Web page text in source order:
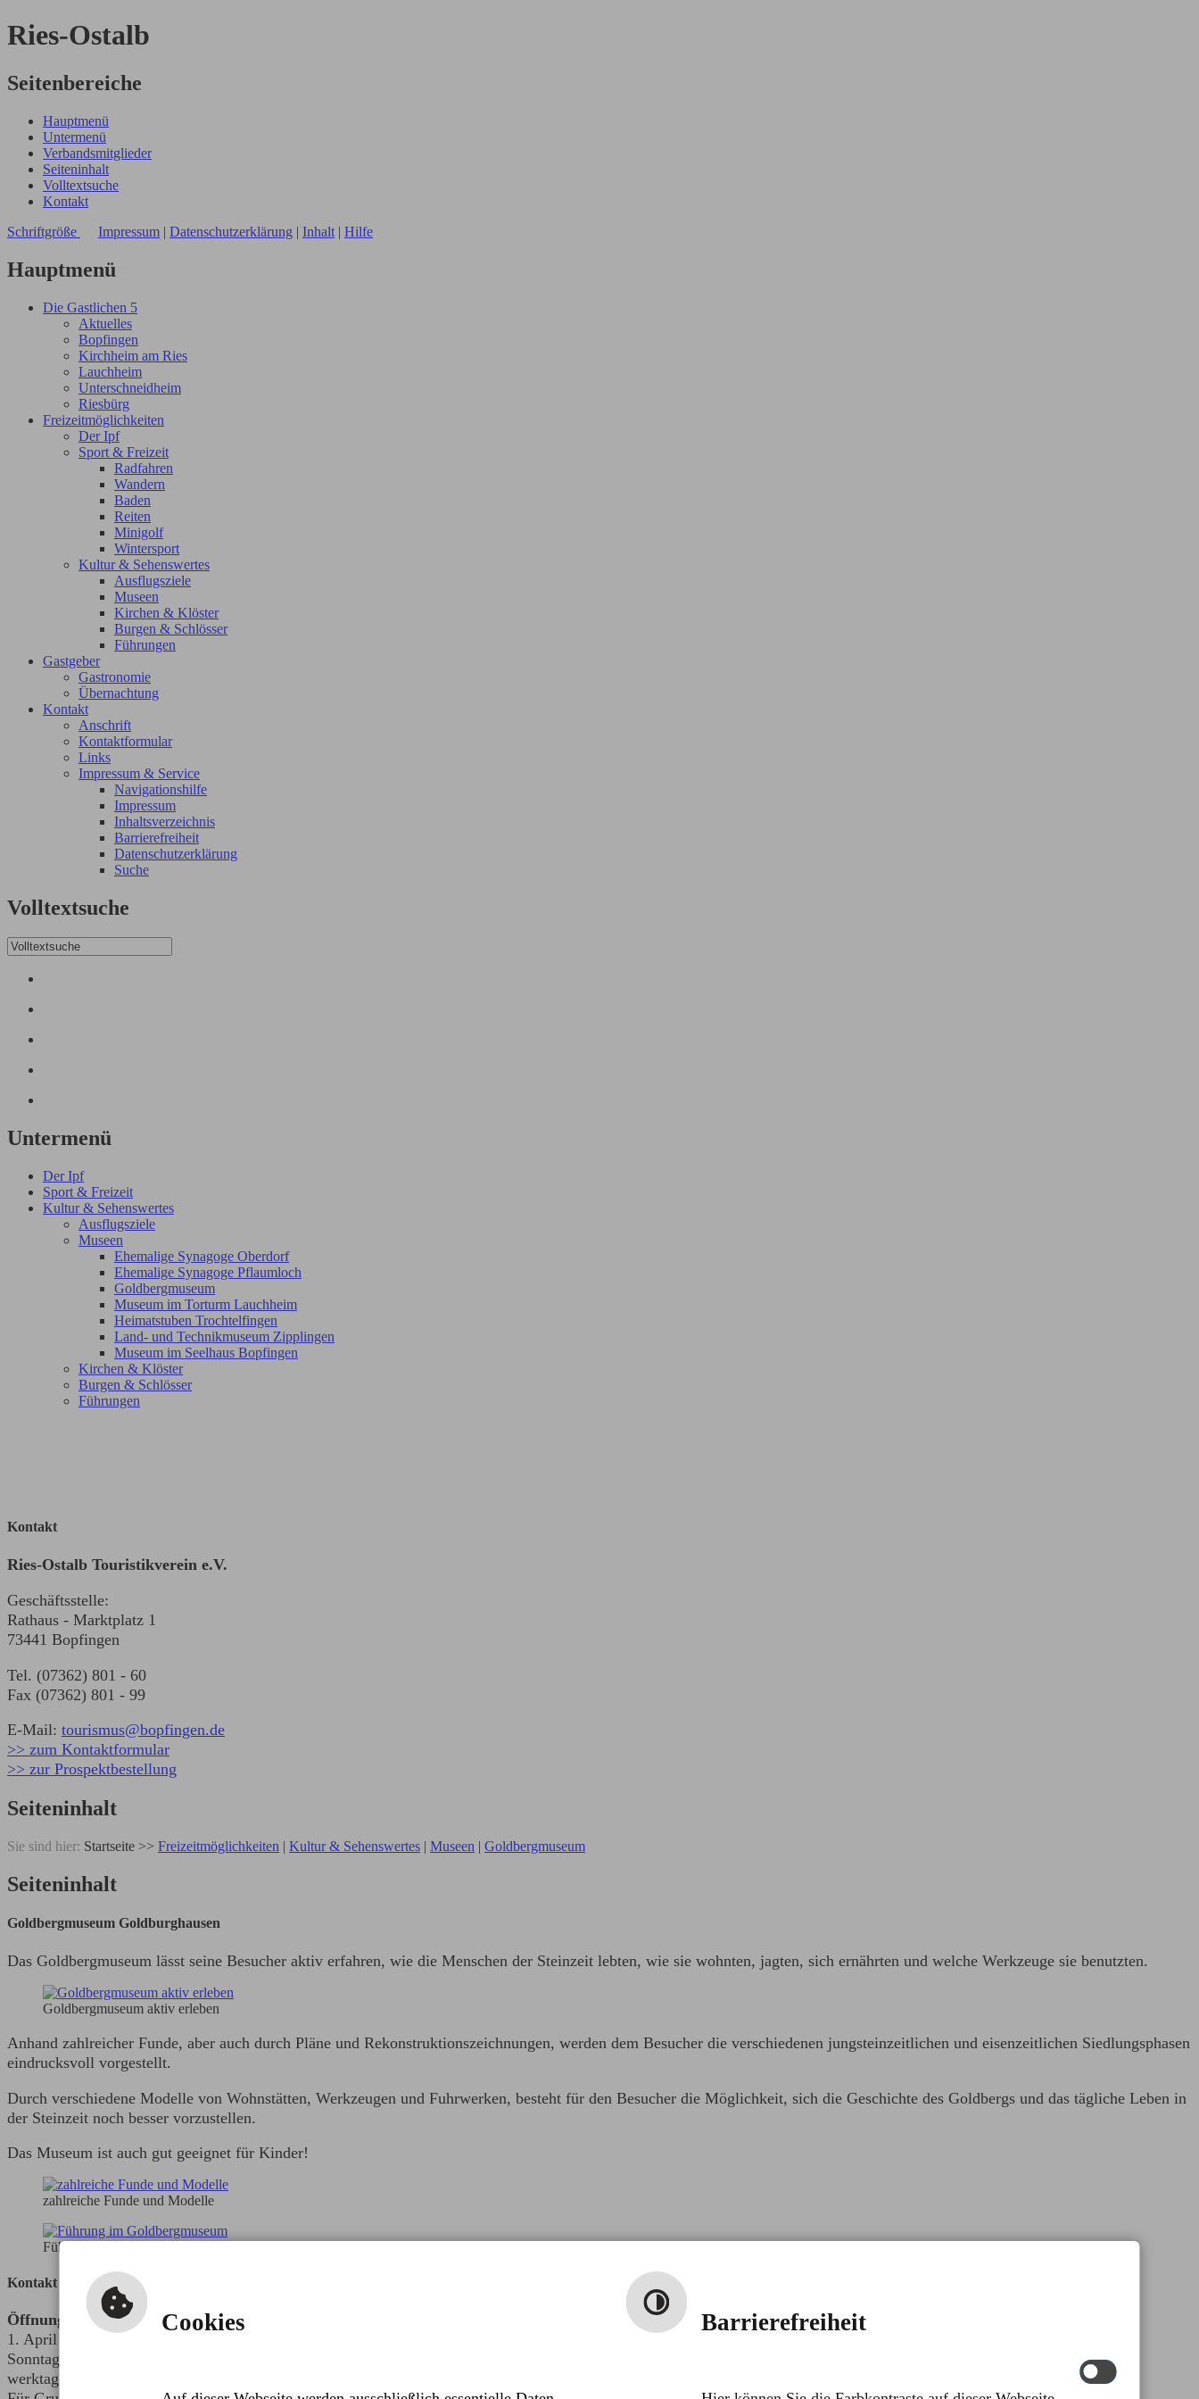
Ries-Ostalb
Seitenbereiche
Hauptmenü
Untermenü
Verbandsmitglieder
Seiteninhalt
Volltextsuche
Kontakt
Schriftgröße
Impressum | Datenschutzerklärung | Inhalt | Hilfe
Hauptmenü
Die Gastlichen 5
Aktuelles
Bopfingen
Kirchheim am Ries
Lauchheim
Unterschneidheim
Riesbürg
Freizeitmöglichkeiten
Der Ipf
Sport & Freizeit
Radfahren
Wandern
Baden
Reiten
Minigolf
Wintersport
Kultur & Sehenswertes
Ausflugsziele
Museen
Kirchen & Klöster
Burgen & Schlösser
Führungen
Gastgeber
Gastronomie
Übernachtung
Kontakt
Anschrift
Kontaktformular
Links
Impressum & Service
Navigationshilfe
Impressum
Inhaltsverzeichnis
Barrierefreiheit
Datenschutzerklärung
Suche
Volltextsuche
Untermenü
Der Ipf
Sport & Freizeit
Kultur & Sehenswertes
Ausflugsziele
Museen
Ehemalige Synagoge Oberdorf
Ehemalige Synagoge Pflaumloch
Goldbergmuseum
Museum im Torturm Lauchheim
Heimatstuben Trochtelfingen
Land- und Technikmuseum Zipplingen
Museum im Seelhaus Bopfingen
Kirchen & Klöster
Burgen & Schlösser
Führungen
Kontakt
Ries-Ostalb Touristikverein e.V.
Geschäftsstelle:
Rathaus - Marktplatz 1
73441 Bopfingen
Tel. (07362) 801 - 60
Fax (07362) 801 - 99
E-Mail: tourismus@bopfingen.de
>> zum Kontaktformular
>> zur Prospektbestellung
Seiteninhalt
Sie sind hier: Startseite >> Freizeitmöglichkeiten | Kultur & Sehenswertes | Museen | Goldbergmuseum
Seiteninhalt
Goldbergmuseum Goldburghausen
Das Goldbergmuseum lässt seine Besucher aktiv erfahren, wie die Menschen der Steinzeit lebten, wie sie wohnten, jagten, sich ernährten und welche Werkzeuge sie benutzten.
Goldbergmuseum aktiv erleben
Anhand zahlreicher Funde, aber auch durch Pläne und Rekonstruktionszeichnungen, werden dem Besucher die verschiedenen jungsteinzeitlichen und eisenzeitlichen Siedlungsphasen
eindrucksvoll vorgestellt.
Durch verschiedene Modelle von Wohnstätten, Werkzeugen und Fuhrwerken, besteht für den Besucher die Möglichkeit, sich die Geschichte des Goldbergs und das tägliche Leben in
der Steinzeit noch besser vorzustellen.
Das Museum ist auch gut geeignet für Kinder!
zahlreiche Funde und Modelle
Führung im Goldbergmuseum
Kontakt und Öffnungszeiten
Öffnungszeiten
1. April bis 31. Oktober
Sonntag 14:00 Uhr bis 17:00 Uhr
werktags nach Anmeldung
Cookies Barrierefreiheit